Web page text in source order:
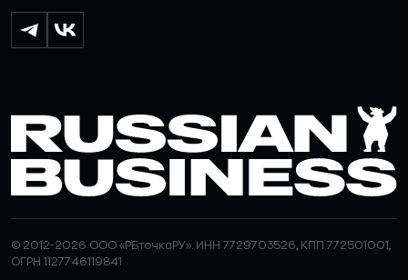
© 2012-2026 ООО «РБточкаРУ». ИНН 7729703526, КПП 772501001,
ОГРН 1127746119841